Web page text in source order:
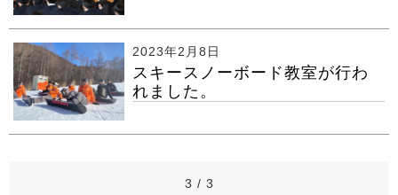
2023年2月8日
スキースノーボード教室が行わ
れました。
3 / 3